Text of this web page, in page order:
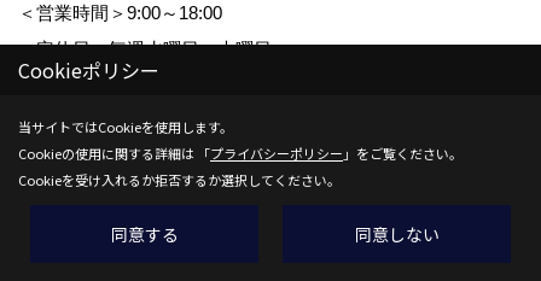
＜営業時間＞9:00～18:00
＜定休日＞毎週水曜日、木曜日
Copyright (c) 株式会社都建設. All Rights Reserved.
Produced by ゴデスクリエイト
Cookieポリシー
当サイトではCookieを使用します。
Cookieの使用に関する詳細は 「プライバシーポリシー 」をご覧ください。
Cookieを受け入れるか拒否するか選択してください。
同意する 同意しない